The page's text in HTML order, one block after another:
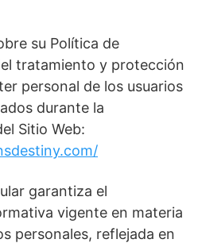
su Política de
tratamiento y protección
personal de los usuarios
durante la
Sitio Web:
garantiza el
vigente en materia
personales, reflejada en